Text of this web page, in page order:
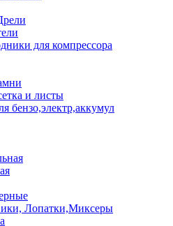
для компрессора
и листы
бензо,электр,аккумул
Лопатки,Миксеры